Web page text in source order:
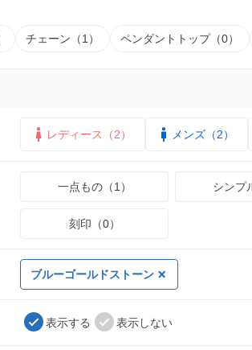
チェーン（1） ペンダントトップ（0）
レディース（2） メンズ（2）
一点もの（1） シンプ
刻印（0）
ブルーゴールドストーン
表示する 表示しない